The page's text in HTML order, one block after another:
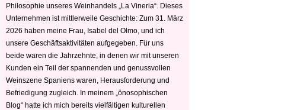
Philosophie unseres Weinhandels „La Vineria“. Dieses
Unternehmen ist mittlerweile Geschichte: Zum 31. März
2026 haben meine Frau, Isabel del Olmo, und ich
unsere Geschäftsaktivitäten aufgegeben. Für uns
beide waren die Jahrzehnte, in denen wir mit unseren
Kunden ein Teil der spannenden und genussvollen
Weinszene Spaniens waren, Herausforderung und
Befriedigung zugleich. In meinem „önosophischen
Blog“ hatte ich mich bereits vielfältigen kulturellen